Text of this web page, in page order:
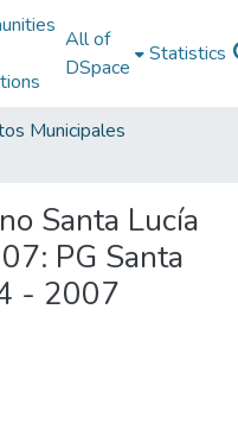
All of
DSpace
Statistics
Municipales
Santa Lucía
PG Santa
- 2007